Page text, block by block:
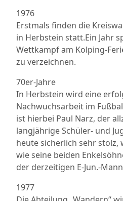
1976
Erstmals finden die
in Herbstein statt.Ein Jahr
Wettkampf am Kolping-
zu verzeichnen.
70er-Jahre
In Herbstein wird eine
Nachwuchsarbeit im
ist hierbei Paul Narz, der
langjährige Schüler- und
heute sicherlich sehr stolz,
wie seine beiden
der derzeitigen E-Jun.-
1977